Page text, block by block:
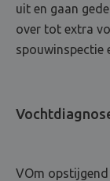
uit en gaan
over tot extra
spouwinspectie
VOm